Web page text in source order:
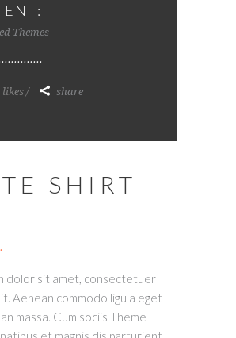
Themes
likes share
SHIRT
dolor sit amet, consectetuer
Aenean commodo ligula eget
massa. Cum sociis Theme